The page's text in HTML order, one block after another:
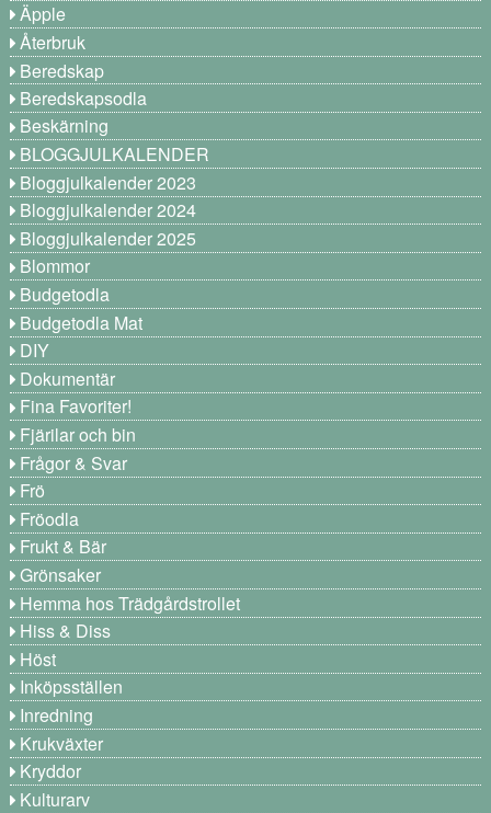
Äpple
Återbruk
Beredskap
Beredskapsodla
Beskärning
BLOGGJULKALENDER
Bloggjulkalender 2023
Bloggjulkalender 2024
Bloggjulkalender 2025
Blommor
Budgetodla
Budgetodla Mat
DIY
Dokumentär
Fina Favoriter!
Fjärilar och bin
Frågor & Svar
Frö
Fröodla
Frukt & Bär
Grönsaker
Hemma hos Trädgårdstrollet
Hiss & Diss
Höst
Inköpsställen
Inredning
Krukväxter
Kryddor
Kulturarv